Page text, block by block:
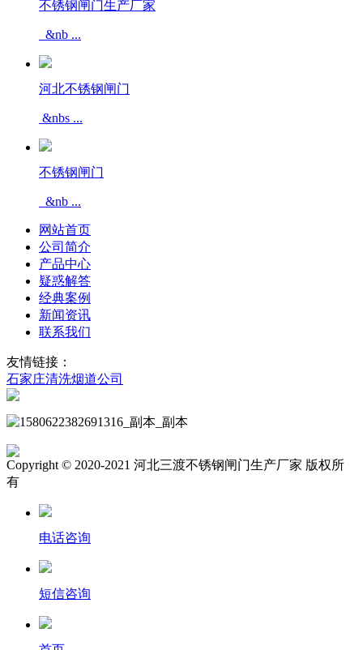
不锈钢闸门生产厂家
&nb ...
河北不锈钢闸门
&nbs ...
不锈钢闸门
&nb ...
网站首页
公司简介
产品中心
疑惑解答
经典案例
新闻资讯
联系我们
友情链接：
石家庄清洗烟道公司
Copyright © 2020-2021 河北三渡不锈钢闸门生产厂家 版权所
有
电话咨询
短信咨询